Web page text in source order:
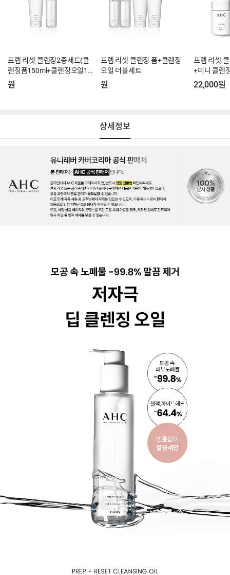
프렙 리셋 클렌징2종세트(클
렌징폼150ml+클렌징오일12
5ml)
원
프렙 리셋 클렌징 폼+클렌징
오일 더블세트
원
프렙 리셋
+미니 클렌
22,000원
상세정보